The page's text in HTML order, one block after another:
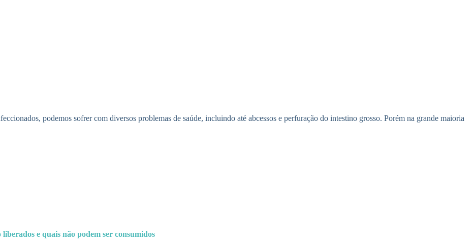
podemos sofrer com diversos problemas de saúde, incluindo até abcessos e perfuração do intestino grosso. Porém na grande maioria
e quais não podem ser consumidos